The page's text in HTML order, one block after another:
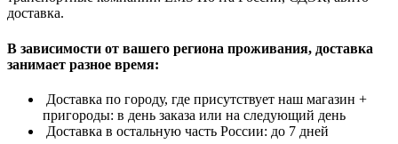
доставка.
В зависимости от вашего региона проживания, доставка
занимает разное время:
Доставка по городу, где присутствует наш магазин +
пригороды: в день заказа или на следующий день
Доставка в остальную часть России: до 7 дней